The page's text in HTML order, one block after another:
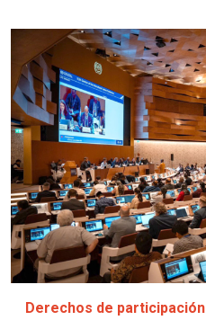
Imagen
Derechos de participación